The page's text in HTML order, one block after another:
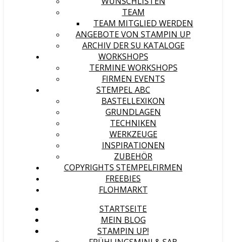
TEAM
TEAM MITGLIED WERDEN
ANGEBOTE VON STAMPIN UP
ARCHIV DER SU KATALOGE
WORKSHOPS
TERMINE WORKSHOPS
FIRMEN EVENTS
STEMPEL ABC
BASTELLEXIKON
GRUNDLAGEN
TECHNIKEN
WERKZEUGE
INSPIRATIONEN
ZUBEHÖR
COPYRIGHTS STEMPELFIRMEN
FREEBIES
FLOHMARKT
STARTSEITE
MEIN BLOG
STAMPIN UP!